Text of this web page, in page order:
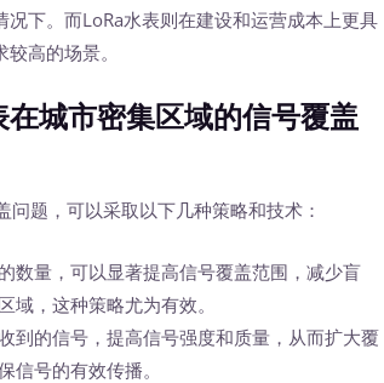
下。而LoRa水表则在建设和运营成本上更具
高的场景。
城市密集区域的信号覆盖
题，可以采取以下几种策略和技术：
数量，可以显著提高信号覆盖范围，减少盲
，这种策略尤为有效。
到的信号，提高信号强度和质量，从而扩大覆
号的有效传播。